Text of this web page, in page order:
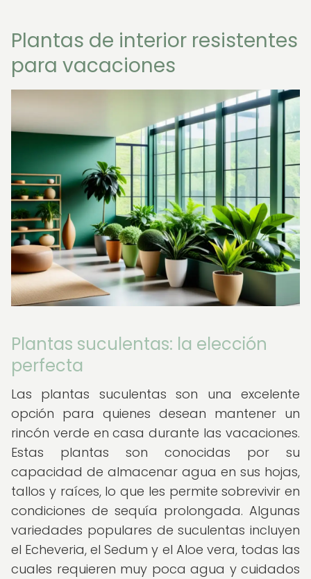
Plantas de interior resistentes
para vacaciones
Plantas suculentas: la elección
perfecta
Las plantas suculentas son una excelente
opción para quienes desean mantener un
rincón verde en casa durante las vacaciones.
Estas plantas son conocidas por su
capacidad de almacenar agua en sus hojas,
tallos y raíces, lo que les permite sobrevivir en
condiciones de sequía prolongada. Algunas
variedades populares de suculentas incluyen
el Echeveria, el Sedum y el Aloe vera, todas las
cuales requieren muy poca agua y cuidados